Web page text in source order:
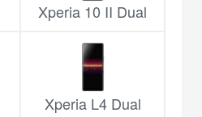
Xperia 10 II Dual
Xperia L4 Dual